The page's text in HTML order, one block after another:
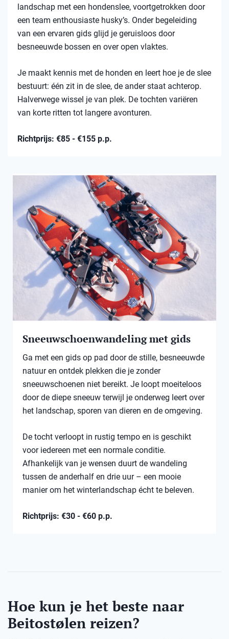
landschap met een hondenslee, voortgetrokken door
een team enthousiaste husky’s. Onder begeleiding
van een ervaren gids glijd je geruisloos door
besneeuwde bossen en over open vlaktes.
Je maakt kennis met de honden en leert hoe je de slee
bestuurt: één zit in de slee, de ander staat achterop.
Halverwege wissel je van plek. De tochten variëren
van korte ritten tot langere avonturen.
Richtprijs: €85 - €155 p.p.
Sneeuwschoenwandeling met gids
Ga met een gids op pad door de stille, besneeuwde
natuur en ontdek plekken die je zonder
sneeuwschoenen niet bereikt. Je loopt moeiteloos
door de diepe sneeuw terwijl je onderweg leert over
het landschap, sporen van dieren en de omgeving.
De tocht verloopt in rustig tempo en is geschikt
voor iedereen met een normale conditie.
Afhankelijk van je wensen duurt de wandeling
tussen de anderhalf en drie uur – een mooie
manier om het winterlandschap écht te beleven.
Richtprijs: €30 - €60 p.p.
Hoe kun je het beste naar
Beitostølen reizen?